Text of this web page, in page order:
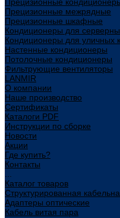
Прецизионные межрядные
Прецизионные шкафные
Кондиционеры для
Кондиционеры для уличных
Настенные кондиционеры
Потолочные кондиционеры
Фильтрующие вентиляторы
LANMIR
О компании
Наше производство
Сертификаты
Каталоги PDF
Инструкции по сборке
Новости
Акции
Где купить?
Контакты
Каталог товаров
Структурированная
Адаптеры оптические
Кабель витая пара